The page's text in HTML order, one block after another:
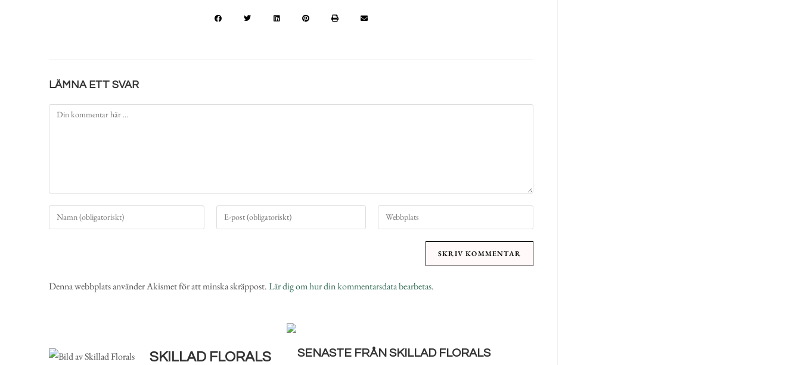
LÄMNA ETT SVAR
Denna webbplats använder Akismet för att minska skräppost.Lär dig om hur din kommentarsdata bearbetas.
SKILLAD FLORALS SENASTE FRÅN SKILLAD FLORALS